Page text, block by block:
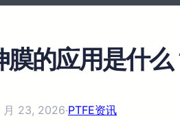
膜的应用是什么
月 23, 2026·PTFE资讯